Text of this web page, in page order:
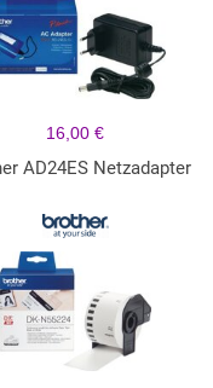
16,00 €
AD24ES Netzadapter